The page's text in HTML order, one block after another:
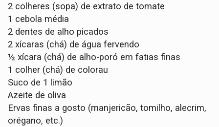
2 colheres (sopa) de extrato de tomate
1 cebola média
2 dentes de alho picados
2 xícaras (chá) de água fervendo
½ xícara (chá) de alho-poró em fatias finas
1 colher (chá) de colorau
Suco de 1 limão
Azeite de oliva
Ervas finas a gosto (manjericão, tomilho, alecrim,
orégano, etc.)